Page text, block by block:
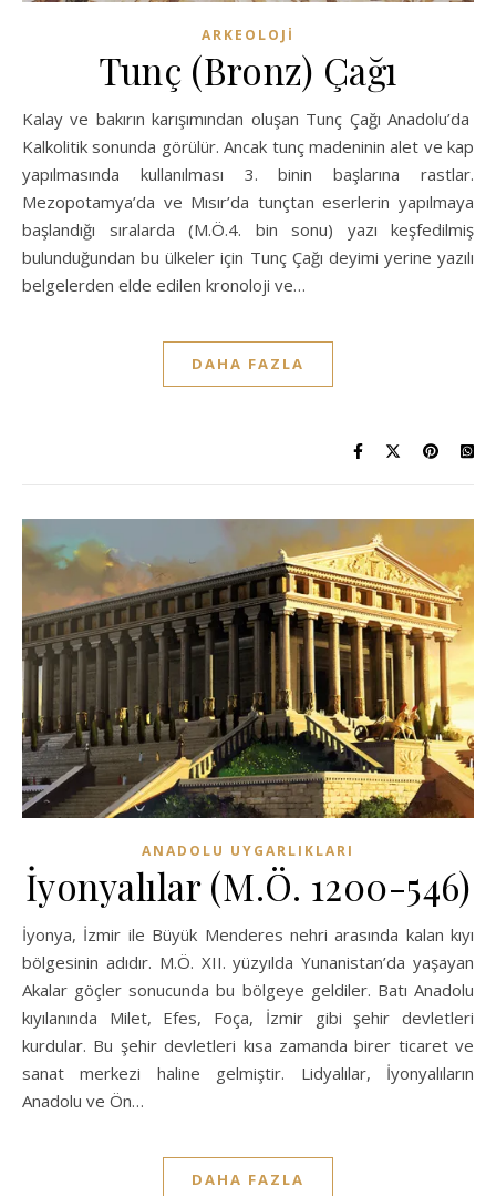
ARKEOLOJİ
Tunç (Bronz) Çağı
Kalay ve bakırın karışımından oluşan Tunç Çağı Anadolu’da
Kalkolitik sonunda görülür. Ancak tunç madeninin alet ve kap
yapılmasında kullanılma­sı 3. binin başlarına rastlar.
Mezopotamya’da ve Mısır’da tunçtan eserlerin yapılmaya
başlandığı sıralarda (M.Ö.4. bin sonu) yazı keşfedilmiş
bulunduğundan bu ülkeler için Tunç Çağı deyimi yerine ya­zılı
belgelerden elde edilen kronoloji ve…
DAHA FAZLA
ANADOLU UYGARLIKLARI
İyonyalılar (M.Ö. 1200-546)
İyonya, İzmir ile Büyük Menderes nehri arasında kalan kıyı
bölgesinin adıdır. M.Ö. XII. yüzyılda Yunanistan’da yaşayan
Akalar göçler sonucunda bu bölgeye geldiler. Batı Anadolu
kıyılanında Milet, Efes, Foça, İzmir gibi şehir devletleri
kurdular. Bu şehir devletleri kısa zamanda birer ticaret ve
sanat merkezi haline gelmiştir. Lidyalılar, İyonyalıların
Anadolu ve Ön…
DAHA FAZLA